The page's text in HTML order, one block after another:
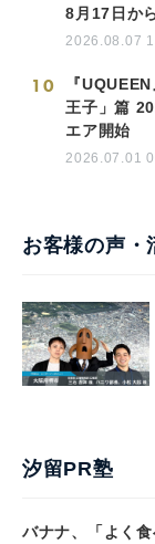
8月17日か
2026.08.07
10
『
王子」篇
エア開始
2026.07.01
お客様の声・
汐留PR塾
バナナ、「よく